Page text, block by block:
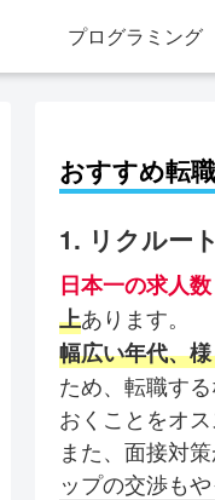
プログラミング
おすすめ転
1. リクルー
日本一の求人数
上あります。
幅広い年代、
ため、転職す
おくことをオス
また、面接対
ップの交渉も